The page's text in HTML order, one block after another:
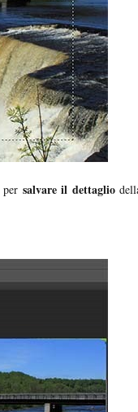
per salvare il dettaglio